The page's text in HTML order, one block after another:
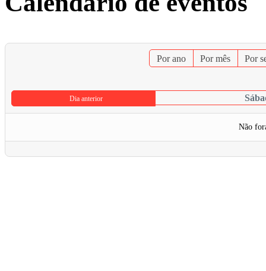
Por ano Por mês Por
Dia anterior
Não